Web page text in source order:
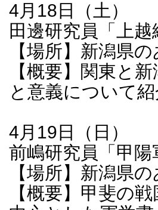
4月18日（土）
田邊研究員「上越
【場所】新潟県
【概要】関東と
と意義について紹
4月19日（日）
前嶋研究員「甲陽
【場所】新潟県
【概要】甲斐の